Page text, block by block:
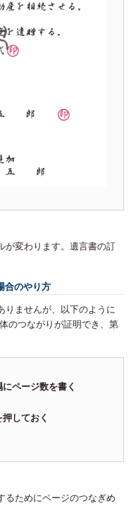
が変わります。遺言書の訂
合のやり方
りませんが、以下のように
のつながりが証明でき、第
ページ数を書く
しておく
るためにページのつなぎめ